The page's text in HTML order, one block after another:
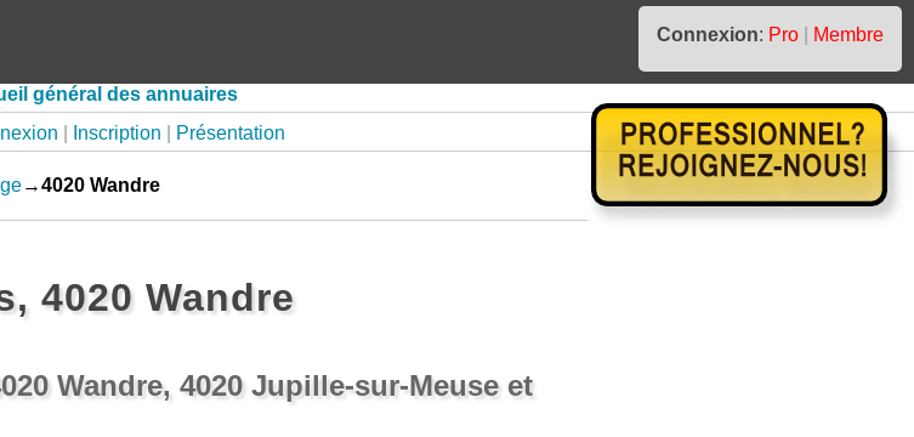
Connexion: Pro
Membre
général des annuaires
Inscription Présentation
→4020 Wandre
4020 Wandre
Wandre, 4020 Jupille-sur-Meuse et